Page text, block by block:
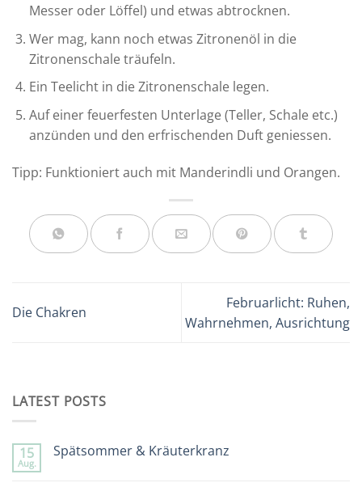
Messer oder Löffel) und etwas abtrocknen.
Wer mag, kann noch etwas Zitronenöl in die
Zitronenschale träufeln.
Ein Teelicht in die Zitronenschale legen.
Auf einer feuerfesten Unterlage (Teller, Schale etc.)
anzünden und den erfrischenden Duft geniessen.
Tipp: Funktioniert auch mit Manderindli und Orangen.
Die Chakren
Februarlicht: Ruhen,
Wahrnehmen, Ausrichtung
LATEST POSTS
15
Aug.
Spätsommer & Kräuterkranz